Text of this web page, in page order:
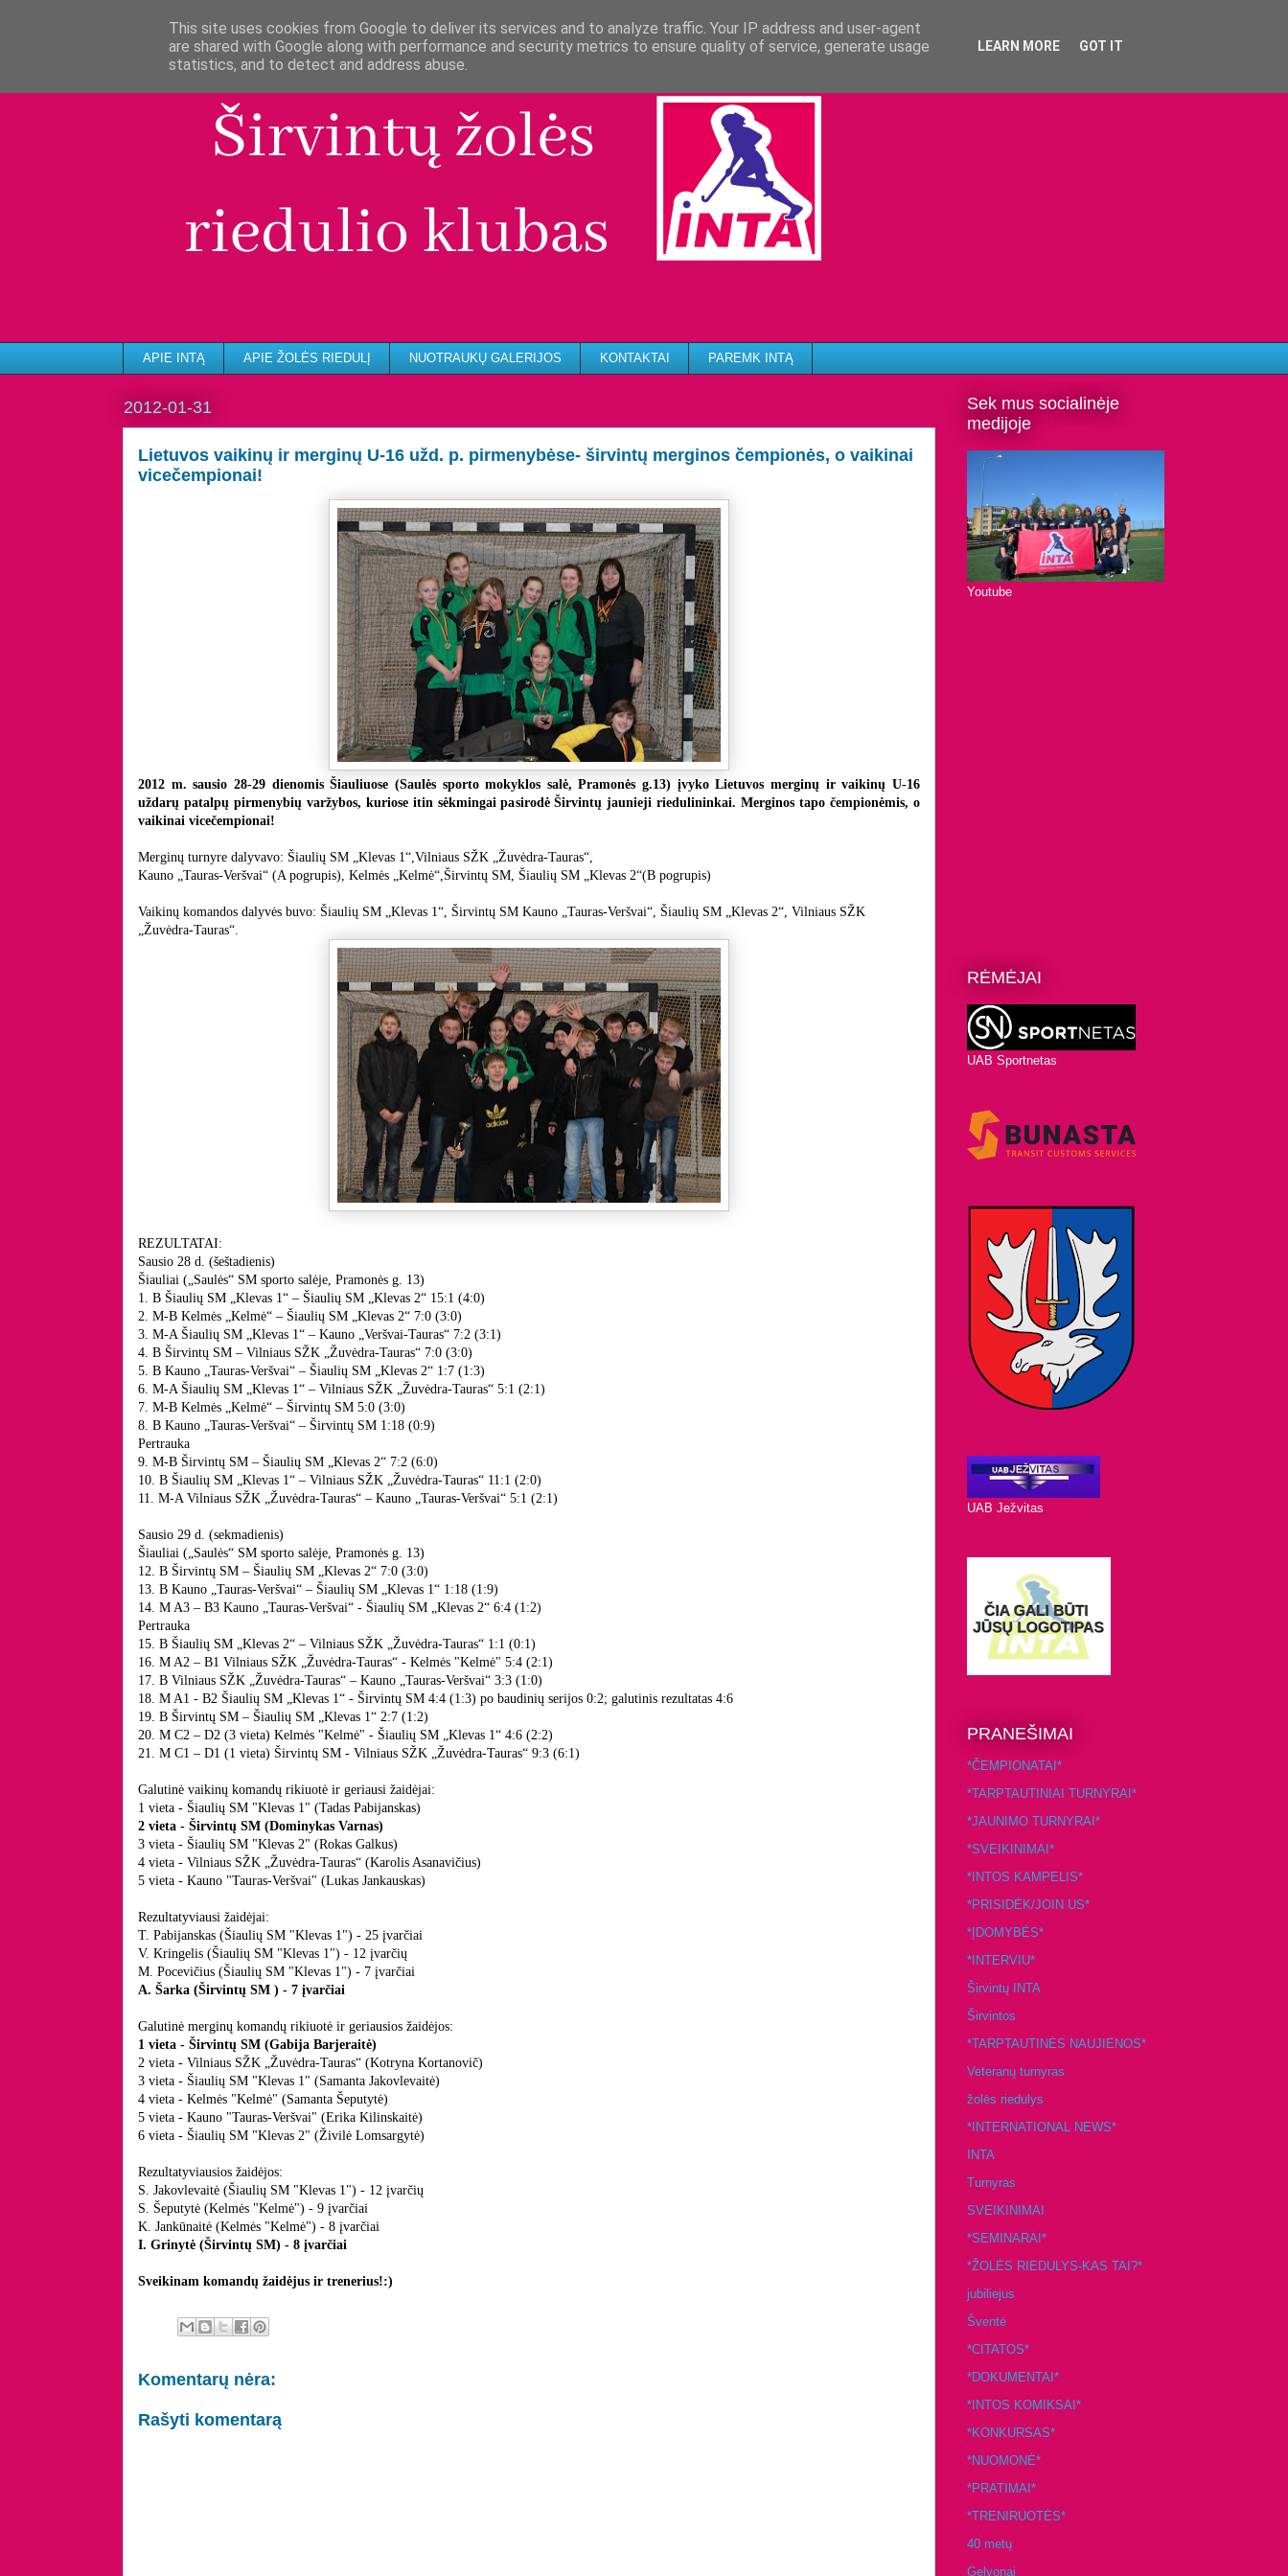
APIE INTĄ APIE ŽOLĖS RIEDULĮ NUOTRAUKŲ GALERIJOS KONTAKTAI PAREMK INTĄ
2012-01-31
Lietuvos vaikinų ir merginų U-16 užd. p. pirmenybėse- širvintų merginos čempionės, o vaikinai
vicečempionai!
2012 m. sausio 28-29 dienomis Šiauliuose (Saulės sporto mokyklos salė, Pramonės g.13) įvyko Lietuvos merginų ir vaikinų U-16
uždarų patalpų pirmenybių varžybos, kuriose itin sėkmingai pasirodė Širvintų jaunieji riedulininkai. Merginos tapo čempionėmis, o
vaikinai vicečempionai!
Merginų turnyre dalyvavo: Šiaulių SM „Klevas 1“,Vilniaus SŽK „Žuvėdra-Tauras“,
Kauno „Tauras-Veršvai“ (A pogrupis), Kelmės „Kelmė“,Širvintų SM, Šiaulių SM „Klevas 2“(B pogrupis)
Vaikinų komandos dalyvės buvo: Šiaulių SM „Klevas 1“, Širvintų SM Kauno „Tauras-Veršvai“, Šiaulių SM „Klevas 2“, Vilniaus SŽK
„Žuvėdra-Tauras“.
REZULTATAI:
Sausio 28 d. (šeštadienis)
Šiauliai („Saulės“ SM sporto salėje, Pramonės g. 13)
1. B Šiaulių SM „Klevas 1“ – Šiaulių SM „Klevas 2“ 15:1 (4:0)
2. M-B Kelmės „Kelmė“ – Šiaulių SM „Klevas 2“ 7:0 (3:0)
3. M-A Šiaulių SM „Klevas 1“ – Kauno „Veršvai-Tauras“ 7:2 (3:1)
4. B Širvintų SM – Vilniaus SŽK „Žuvėdra-Tauras“ 7:0 (3:0)
5. B Kauno „Tauras-Veršvai“ – Šiaulių SM „Klevas 2“ 1:7 (1:3)
6. M-A Šiaulių SM „Klevas 1“ – Vilniaus SŽK „Žuvėdra-Tauras“ 5:1 (2:1)
7. M-B Kelmės „Kelmė“ – Širvintų SM 5:0 (3:0)
8. B Kauno „Tauras-Veršvai“ – Širvintų SM 1:18 (0:9)
Pertrauka
9. M-B Širvintų SM – Šiaulių SM „Klevas 2“ 7:2 (6:0)
10. B Šiaulių SM „Klevas 1“ – Vilniaus SŽK „Žuvėdra-Tauras“ 11:1 (2:0)
11. M-A Vilniaus SŽK „Žuvėdra-Tauras“ – Kauno „Tauras-Veršvai“ 5:1 (2:1)
Sausio 29 d. (sekmadienis)
Šiauliai („Saulės“ SM sporto salėje, Pramonės g. 13)
12. B Širvintų SM – Šiaulių SM „Klevas 2“ 7:0 (3:0)
13. B Kauno „Tauras-Veršvai“ – Šiaulių SM „Klevas 1“ 1:18 (1:9)
14. M A3 – B3 Kauno „Tauras-Veršvai“ - Šiaulių SM „Klevas 2“ 6:4 (1:2)
Pertrauka
15. B Šiaulių SM „Klevas 2“ – Vilniaus SŽK „Žuvėdra-Tauras“ 1:1 (0:1)
16. M A2 – B1 Vilniaus SŽK „Žuvėdra-Tauras“ - Kelmės "Kelmė" 5:4 (2:1)
17. B Vilniaus SŽK „Žuvėdra-Tauras“ – Kauno „Tauras-Veršvai“ 3:3 (1:0)
18. M A1 - B2 Šiaulių SM „Klevas 1“ - Širvintų SM 4:4 (1:3) po baudinių serijos 0:2; galutinis rezultatas 4:6
19. B Širvintų SM – Šiaulių SM „Klevas 1“ 2:7 (1:2)
20. M C2 – D2 (3 vieta) Kelmės "Kelmė" - Šiaulių SM „Klevas 1“ 4:6 (2:2)
21. M C1 – D1 (1 vieta) Širvintų SM - Vilniaus SŽK „Žuvėdra-Tauras“ 9:3 (6:1)
Galutinė vaikinų komandų rikiuotė ir geriausi žaidėjai:
1 vieta - Šiaulių SM "Klevas 1" (Tadas Pabijanskas)
2 vieta - Širvintų SM (Dominykas Varnas)
3 vieta - Šiaulių SM "Klevas 2" (Rokas Galkus)
4 vieta - Vilniaus SŽK „Žuvėdra-Tauras“ (Karolis Asanavičius)
5 vieta - Kauno "Tauras-Veršvai" (Lukas Jankauskas)
Rezultatyviausi žaidėjai:
T. Pabijanskas (Šiaulių SM "Klevas 1") - 25 įvarčiai
V. Kringelis (Šiaulių SM "Klevas 1") - 12 įvarčių
M. Pocevičius (Šiaulių SM "Klevas 1") - 7 įvarčiai
A. Šarka (Širvintų SM ) - 7 įvarčiai
Galutinė merginų komandų rikiuotė ir geriausios žaidėjos:
1 vieta - Širvintų SM (Gabija Barjeraitė)
2 vieta - Vilniaus SŽK „Žuvėdra-Tauras“ (Kotryna Kortanovič)
3 vieta - Šiaulių SM "Klevas 1" (Samanta Jakovlevaitė)
4 vieta - Kelmės "Kelmė" (Samanta Šeputytė)
5 vieta - Kauno "Tauras-Veršvai" (Erika Kilinskaitė)
6 vieta - Šiaulių SM "Klevas 2" (Živilė Lomsargytė)
Rezultatyviausios žaidėjos:
S. Jakovlevaitė (Šiaulių SM "Klevas 1") - 12 įvarčių
S. Šeputytė (Kelmės "Kelmė") - 9 įvarčiai
K. Jankūnaitė (Kelmės "Kelmė") - 8 įvarčiai
I. Grinytė (Širvintų SM) - 8 įvarčiai
Sveikinam komandų žaidėjus ir trenerius!:)
Komentarų nėra:
Rašyti komentarą
Sek mus socialinėje
medijoje
Youtube
RĖMĖJAI
UAB Sportnetas
UAB Ježvitas
PRANEŠIMAI
*ČEMPIONATAI*
*TARPTAUTINIAI TURNYRAI*
*JAUNIMO TURNYRAI*
*SVEIKINIMAI*
*INTOS KAMPELIS*
*PRISIDĖK/JOIN US*
*ĮDOMYBĖS*
*INTERVIU*
Širvintų INTA
Širvintos
*TARPTAUTINĖS NAUJIENOS*
Veteranų turnyras
žolės riedulys
*INTERNATIONAL NEWS*
INTA
Turnyras
SVEIKINIMAI
*SEMINARAI*
*ŽOLĖS RIEDULYS-KAS TAI?*
jubiliejus
Šventė
*CITATOS*
*DOKUMENTAI*
*INTOS KOMIKSAI*
*KONKURSAS*
*NUOMONĖ*
*PRATIMAI*
*TRENIRUOTĖS*
40 metų
Gelvonai
This site uses cookies from Google to deliver its services and to analyze traffic. Your IP address and user-agent
are shared with Google along with performance and security metrics to ensure quality of service, generate usage
statistics, and to detect and address abuse.
LEARN MORE GOT IT